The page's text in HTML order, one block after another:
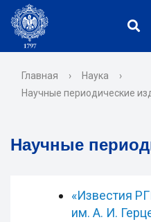
Главная › Наука
›
Научные периодические
Научные
«Известия
им. А. И.